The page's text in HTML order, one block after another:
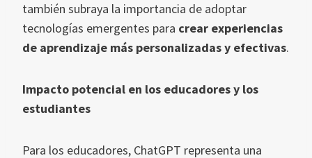
también subraya la importancia de adoptar
tecnologías emergentes para crear experiencias
de aprendizaje más personalizadas y efectivas.
Impacto potencial en los educadores y los
estudiantes
Para los educadores, ChatGPT representa una